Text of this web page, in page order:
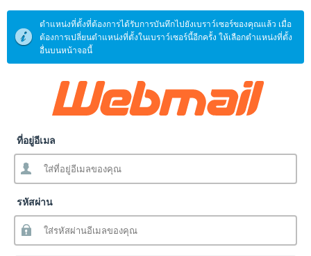
ตำแหน่งที่ตั้งที่ต้องการได้รับการบันทึกไปยังเบราว์เซอร์ของคุณแล้ว เมื่อ
ต้องการเปลี่ยนตำแหน่งที่ตั้งในเบราว์เซอร์นี้อีกครั้ง ให้เลือกตำแหน่งที่ตั้ง
อื่นบนหน้าจอนี้
ที่อยู่อีเมล
รหัสผ่าน